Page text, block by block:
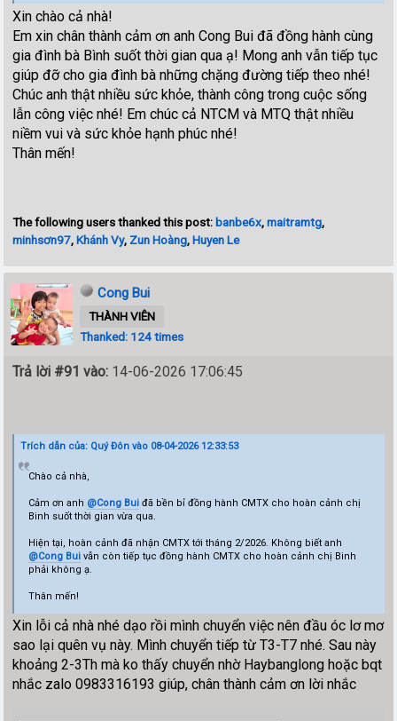
Xin chào cả nhà!
Em xin chân thành cảm ơn anh Cong Bui đã đồng hành cùng
gia đình bà Bình suốt thời gian qua ạ! Mong anh vẫn tiếp tục
giúp đỡ cho gia đình bà những chặng đường tiếp theo nhé!
Chúc anh thật nhiều sức khỏe, thành công trong cuộc sống
lẫn công việc nhé! Em chúc cả NTCM và MTQ thật nhiều
niềm vui và sức khỏe hạnh phúc nhé!
Thân mến!
The following users thanked this post: banbe6x,maitramtg,
minhsơn97,Khánh Vy, Zun Hoàng,Huyen Le
Cong Bui
THÀNH VIÊN
Thanked: 124 times
Trả lời #91 vào: 14-06-2026 17:06:45
Trích dẫn của: Quý Đôn vào 08-04-2026 12:33:53
Chào cả nhà,
Cảm ơn anh @Cong Buiđã bền bỉ đồng hành CMTX cho hoàn cảnh chị
Binh suốt thời gian vừa qua.
Hiện tại, hoàn cảnh đã nhận CMTX tới tháng 2/2026. Không biết anh
@Cong Buivẫn còn tiếp tục đồng hành CMTX cho hoàn cảnh chị Binh
phải không ạ.
Thân mến!
Xin lỗi cả nhà nhé dạo rồi mình chuyển việc nên đầu óc lơ mơ
sao lại quên vụ này. Mình chuyển tiếp từ T3-T7 nhé. Sau này
khoảng 2-3Th mà ko thấy chuyển nhờ Haybanglong hoặc bqt
nhắc zalo 0983316193 giúp, chân thành cảm ơn lời nhắc